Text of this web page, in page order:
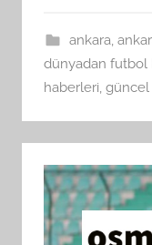
ankara,
dünyadan futbol
haberleri, güncel